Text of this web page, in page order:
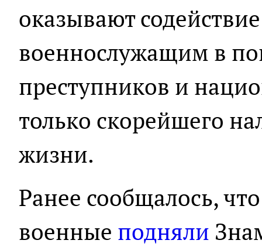
оказывают
военнослужащим в
преступников и
только скорейшего
жизни.
Ранее сообщалось,
военные подняли